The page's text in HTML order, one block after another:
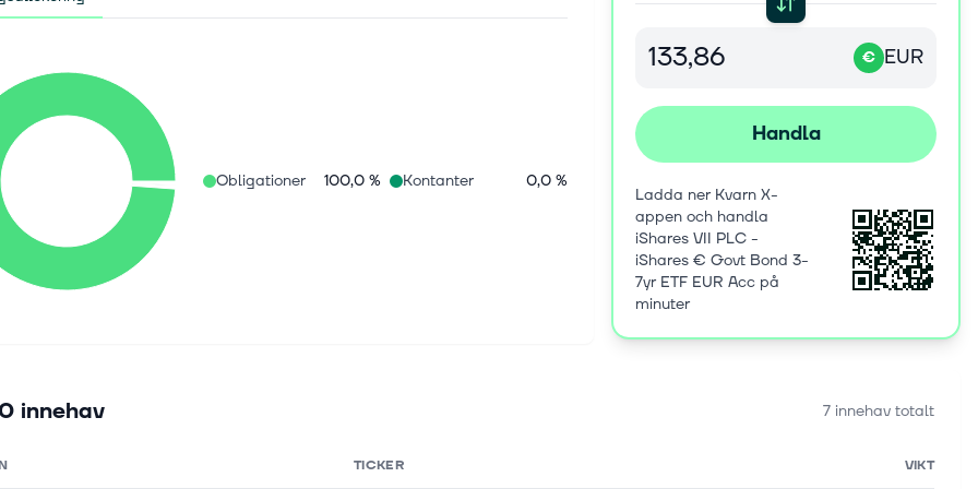
Obligationer 100,0 % Kontanter 0,0 %
€ EUR
Handla
Ladda ner Kvarn X-
appen och handla
iShares VII PLC -
iShares € Govt Bond 3-
7yr ETF EUR Acc på
minuter
innehav 7 innehav totalt
TICKER VIKT